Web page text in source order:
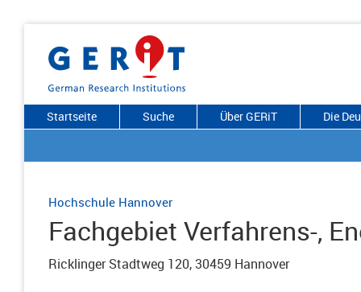
Startseite Suche Über GERiT Die
Hochschule Hannover
Fachgebiet Verfahrens-,
Ricklinger Stadtweg 120, 30459 Hannover